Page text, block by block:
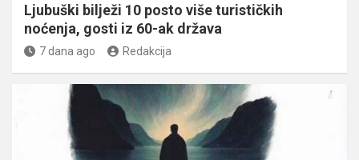
Ljubuški bilježi 10 posto više turističkih
noćenja, gosti iz 60-ak država
7 dana ago Redakcija